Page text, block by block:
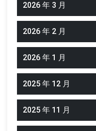
2026 年 3 月
2026 年 2 月
2026 年 1 月
2025 年 12 月
2025 年 11 月